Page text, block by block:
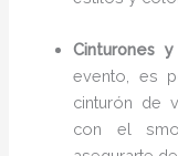
Cinturones
evento, es
cinturón de
con el